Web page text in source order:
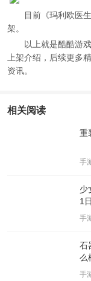
目前《玛利欧医
架。
以上就是酷酷游
上架介绍，后续更多
资讯。
相关阅读
重
手
少
1
手
石
么
手